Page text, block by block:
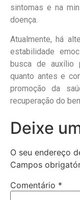
sintomas e na
doença.
Atualmente, há
estabilidade
busca de auxílio
quanto antes e
promoção da
recuperação do
Deixe
O seu endereço
Campos
Comentário *